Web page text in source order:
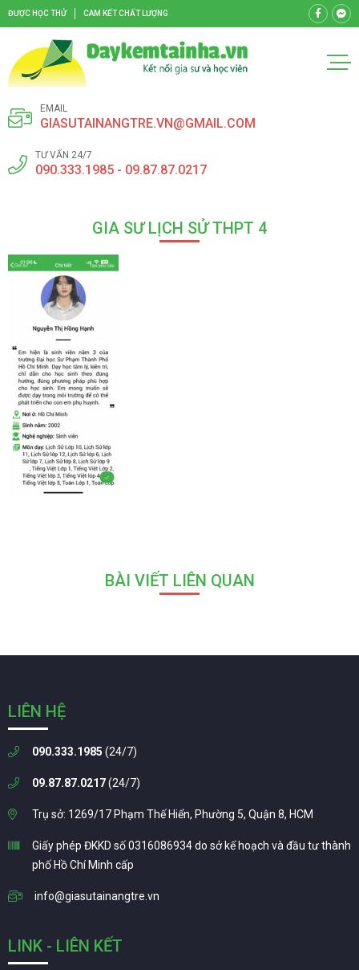
ĐƯỢC HỌC THỬ CAM KẾT CHẤT LƯỢNG
EMAIL
GIASUTAINANGTRE.VN@GMAIL.COM
TƯ VẤN 24/7
090.333.1985 - 09.87.87.0217
GIA SƯ LỊCH SỬ THPT 4
BÀI VIẾT LIÊN QUAN
LIÊN HỆ
090.333.1985 (24/7)
09.87.87.0217(24/7)
Trụ sở: 1269/17 Phạm Thế Hiển, Phường 5, Quận 8, HCM
Giấy phép ĐKKD số 0316086934 do sở kế hoạch và đầu tư thành
phố Hồ Chí Minh cấp
info@giasutainangtre.vn
LINK - LIÊN KẾT